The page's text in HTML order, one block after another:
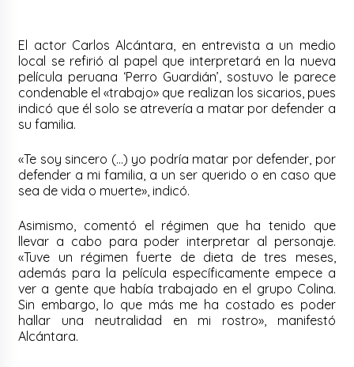
El actor Carlos Alcántara, en entrevista a un medio
local se refirió al papel que interpretará en la nueva
película peruana ‘Perro Guardián’, sostuvo le parece
condenable el «trabajo» que realizan los sicarios, pues
indicó que él solo se atrevería a matar por defender a
su familia.
«Te soy sincero (…) yo podría matar por defender, por
defender a mi familia, a un ser querido o en caso que
sea de vida o muerte», indicó.
Asimismo, comentó el régimen que ha tenido que
llevar a cabo para poder interpretar al personaje.
«Tuve un régimen fuerte de dieta de tres meses,
además para la película específicamente empece a
ver a gente que había trabajado en el grupo Colina.
Sin embargo, lo que más me ha costado es poder
hallar una neutralidad en mi rostro», manifestó
Alcántara.